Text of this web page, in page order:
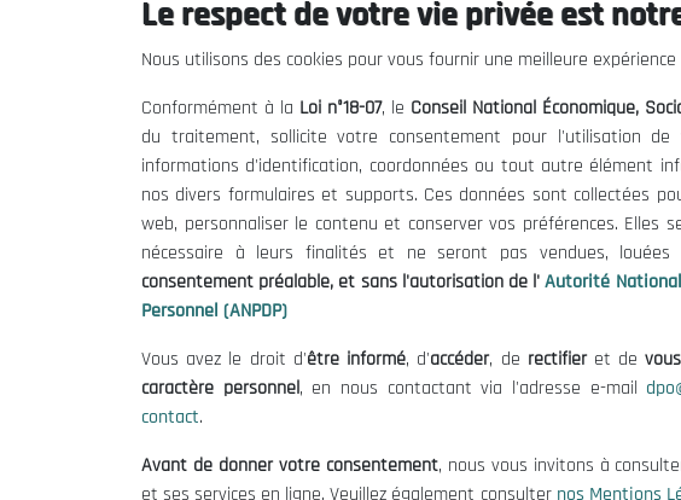
Le CNESE
Le président
Organisation
Publications
Informations
Mentions Légales
Conditions d'Utilisation
Politique de Protection des
Politique des Cookies
© 2026 Conseil
Le respect de votre vie privée est
Nous utilisons des cookies pour vous fournir une meilleure
Conformément à la Loi n°18-07, le Conseil National Économique,
du traitement, sollicite votre consentement pour l'utilisation de
informations d'identification, coordonnées ou tout autre élément
nos divers formulaires et supports. Ces données sont collectées
web, personnaliser le contenu et conserver vos préférences. Elles
nécessaire à leurs finalités et ne seront pas vendues,
consentement préalable, et sans l'autorisation de l' Autorité
Personnel (ANPDP)
Vous avez le droit d'être informé, d'accéder, de rectifieret de
caractère personnel, en nous contactant via l'adresse e-mail
contact.
Avant de donner votre consentement, nous vous invitons à
et ses services en ligne. Veuillez également consulter nos Mentions